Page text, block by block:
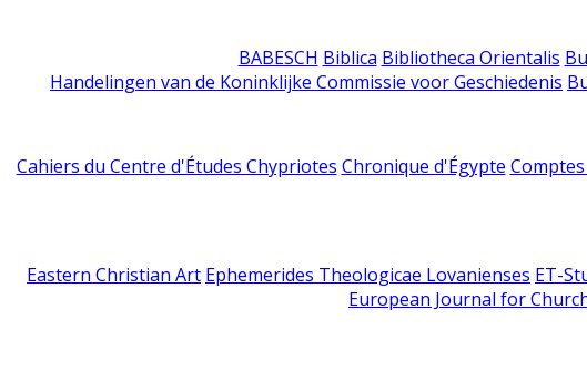
BABESCH Biblica Bibliotheca Orientalis
Handelingen van de Koninklijke Commissie voor Geschiedenis
Cahiers du Centre d'Études Chypriotes Chronique d'Égypte
Eastern Christian Art Ephemerides Theologicae Lovanienses ET-
European Journal for